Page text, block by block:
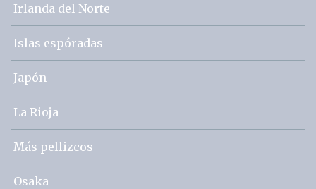
Irlanda del Norte
Islas espóradas
Japón
La Rioja
Más pellizcos
Osaka